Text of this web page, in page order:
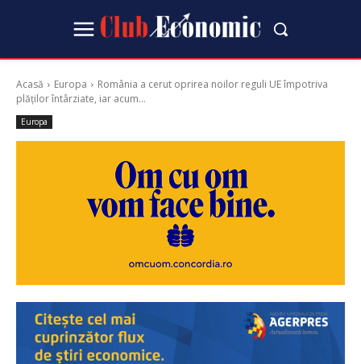
Acasă Europa
România a cerut oprirea noilor reguli UE împotriva
plăților întârziate, iar acum...
Europa